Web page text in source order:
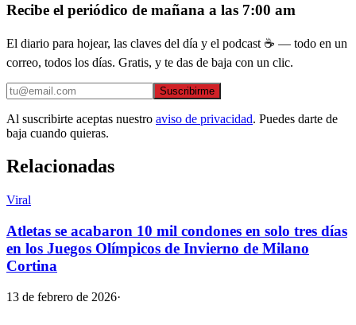
Recibe el periódico de mañana a las 7:00 am
El diario para hojear, las claves del día y el podcast ☕ — todo en un
correo, todos los días. Gratis, y te das de baja con un clic.
Suscribirme
Al suscribirte aceptas nuestro aviso de privacidad. Puedes darte de
baja cuando quieras.
Relacionadas
Viral
Atletas se acabaron 10 mil condones en solo tres días
en los Juegos Olímpicos de Invierno de Milano
Cortina
13 de febrero de 2026·